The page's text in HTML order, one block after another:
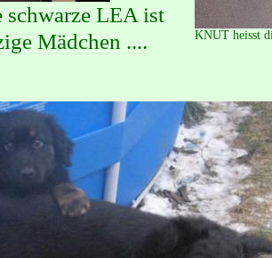
schwarze LEA ist
Mädchen ....
KNUT heisst